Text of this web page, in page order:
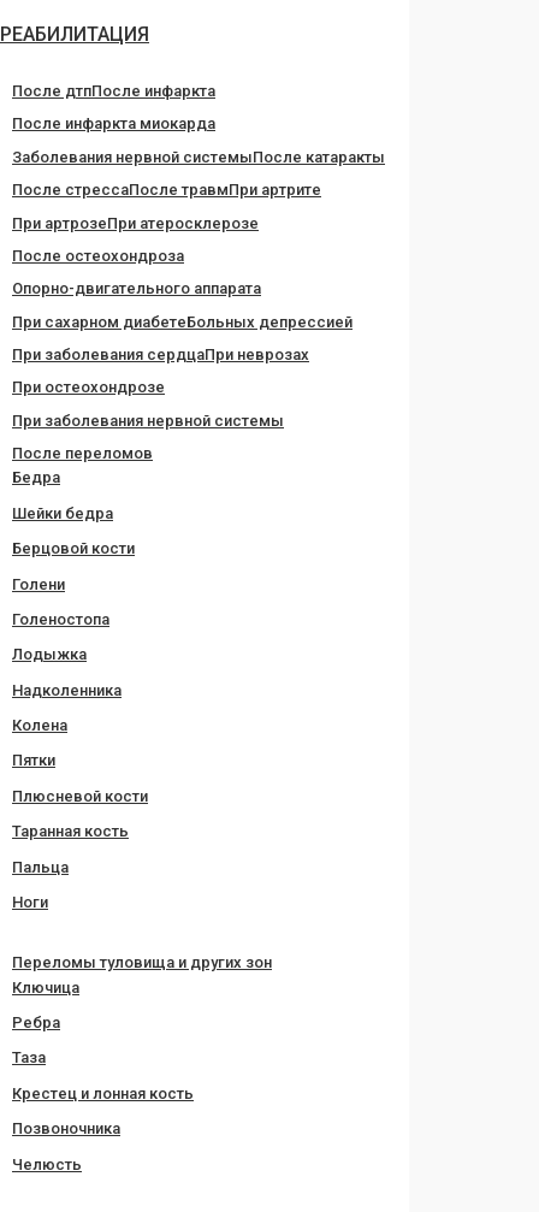
РЕАБИЛИТАЦИЯ
После дтпПосле инфаркта
После инфаркта миокарда
Заболевания нервной системыПосле катаракты
После стрессаПосле травмПри артрите
При артрозеПри атеросклерозе
После остеохондроза
Опорно-двигательного аппарата
При сахарном диабетеБольных депрессией
При заболевания сердцаПри неврозах
При остеохондрозе
При заболевания нервной системы
После переломов
Бедра
Шейки бедра
Берцовой кости
Голени
Голеностопа
Лодыжка
Надколенника
Колена
Пятки
Плюсневой кости
Таранная кость
Пальца
Ноги
Переломы туловища и других зон
Ключица
Ребра
Таза
Крестец и лонная кость
Позвоночника
Челюсть